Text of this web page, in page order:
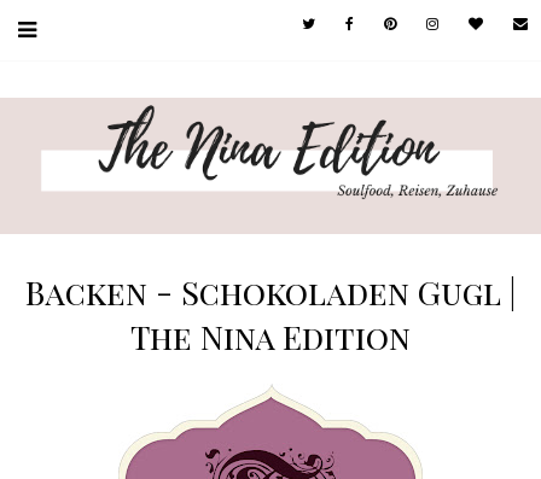
Backen - Schokoladen Gugl |
The Nina Edition